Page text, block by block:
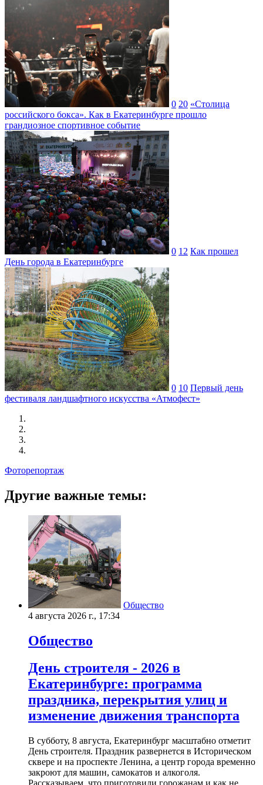
0 20 «Столица
российского бокса». Как в Екатеринбурге прошло
грандиозное спортивное событие
0 12 Как прошел
День города в Екатеринбурге
0 10 Первый день
фестиваля ландшафтного искусства «Атмофест»
Фоторепортаж
Другие важные темы:
Общество
4 августа 2026 г., 17:34
Общество
День строителя - 2026 в
Екатеринбурге: программа
праздника, перекрытия улиц и
изменение движения транспорта
В субботу, 8 августа, Екатеринбург масштабно отметит
День строителя. Праздник развернется в Историческом
сквере и на проспекте Ленина, а центр города временно
закроют для машин, самокатов и алкоголя.